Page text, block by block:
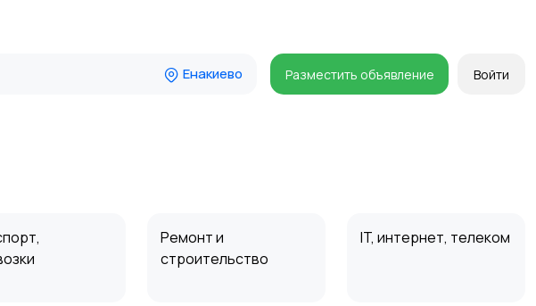
Енакиево Разместить объявление Войти
Ремонт и
строительство
IT, интернет, телеком